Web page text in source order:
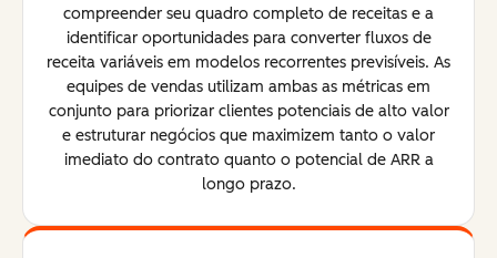
compreender seu quadro completo de receitas e a
identificar oportunidades para converter fluxos de
receita variáveis em modelos recorrentes previsíveis. As
equipes de vendas utilizam ambas as métricas em
conjunto para priorizar clientes potenciais de alto valor
e estruturar negócios que maximizem tanto o valor
imediato do contrato quanto o potencial de ARR a
longo prazo.